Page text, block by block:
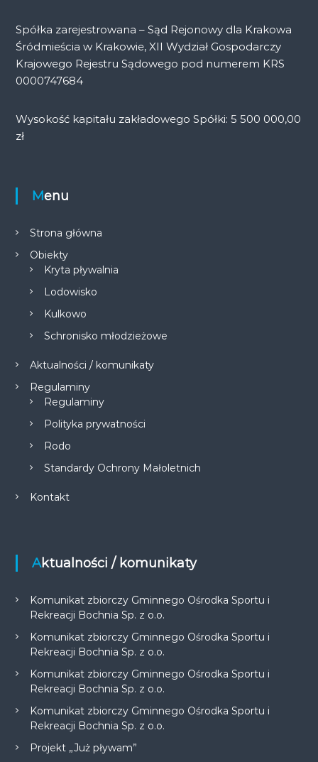
Spółka zarejestrowana – Sąd Rejonowy dla Krakowa
Śródmieścia w Krakowie, XII Wydział Gospodarczy
Krajowego Rejestru Sądowego pod numerem KRS
0000747684
Wysokość kapitału zakładowego Spółki: 5 500 000,00
zł
Menu
Strona główna
Obiekty
Kryta pływalnia
Lodowisko
Kulkowo
Schronisko młodzieżowe
Aktualności / komunikaty
Regulaminy
Regulaminy
Polityka prywatności
Rodo
Standardy Ochrony Małoletnich
Kontakt
Aktualności / komunikaty
Komunikat zbiorczy Gminnego Ośrodka Sportu i
Rekreacji Bochnia Sp. z o.o.
Komunikat zbiorczy Gminnego Ośrodka Sportu i
Rekreacji Bochnia Sp. z o.o.
Komunikat zbiorczy Gminnego Ośrodka Sportu i
Rekreacji Bochnia Sp. z o.o.
Komunikat zbiorczy Gminnego Ośrodka Sportu i
Rekreacji Bochnia Sp. z o.o.
Projekt „Już pływam”